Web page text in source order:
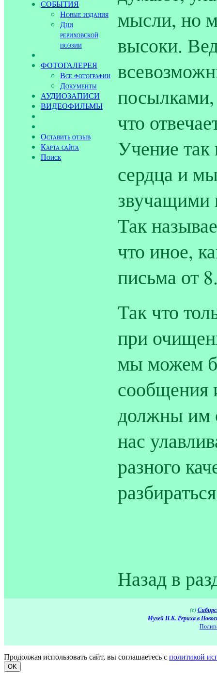
СОБЫТИЯ
Новые издания
Дни
рериховской
поэзии
ФОТОГАЛЕРЕЯ
Все фотографии
Документы
АУДИОЗАПИСИ
ВИДЕОФИЛЬМЫ
Оставить отзыв
Карта сайта
Поиск
мысли, но
высоки.
что
Учение так
сердца и
Так
что иное,
письма от
Так что
при
мы можем
сообщения
должны им
нас
разного
Назад в
(c)
Музей Н.К. Рериха в
Продолжая использовать сайт, вы соглашаетесь с политикой
OK